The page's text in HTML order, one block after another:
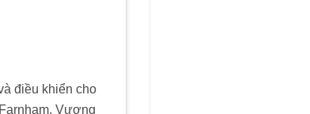
điều khiển cho
Vương